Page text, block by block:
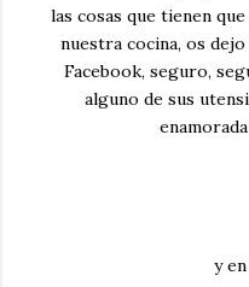
las cosas que tienen
nuestra cocina, os
Facebook, seguro,
alguno de sus
y